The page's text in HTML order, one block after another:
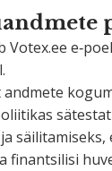
Votex.ee
finant­silisi